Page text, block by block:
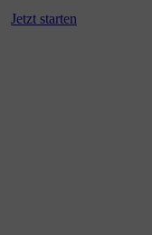
Jetzt starten